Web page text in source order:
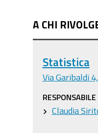
A CHI
Statistica
Via Garibaldi
RESPONSABILE
Claudia